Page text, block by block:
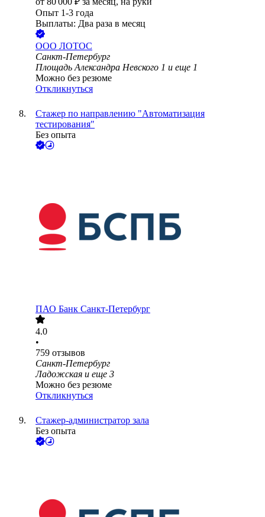
Опыт 1-3 года
Выплаты: Два раза в месяц
ООО ЛОТОС
Санкт-Петербург
Площадь Александра Невского 1 и еще 1
Можно без резюме
Откликнуться
Стажер по направлению "Автоматизация
тестирования"
Без опыта
ПАО Банк Санкт-Петербург
4.0
•
759 отзывов
Санкт-Петербург
Ладожская и еще 3
Можно без резюме
Откликнуться
Стажер-администратор зала
Без опыта